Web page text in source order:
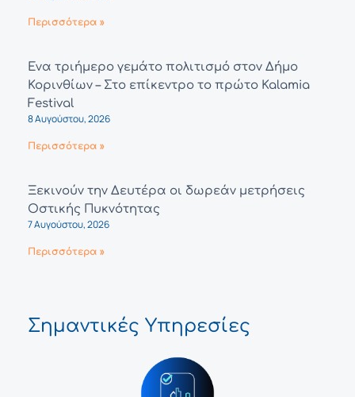
Περισσότερα »
Ένα τριήμερο γεμάτο πολιτισμό στον Δήμο
Κορινθίων – Στο επίκεντρο το πρώτο Kalamia
Festival
8 Αυγούστου, 2026
Περισσότερα »
Ξεκινούν την Δευτέρα οι δωρεάν μετρήσεις
Οστικής Πυκνότητας
7 Αυγούστου, 2026
Περισσότερα »
Σημαντικές Υπηρεσίες